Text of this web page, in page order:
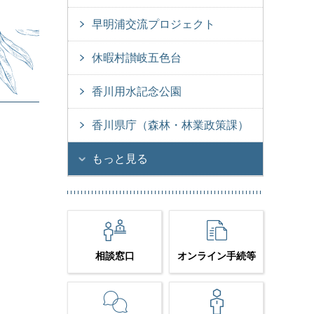
早明浦交流プロジェクト
休暇村讃岐五色台
香川用水記念公園
香川県庁（森林・林業政策課）
もっと見る
相談窓口 オンライン手続等